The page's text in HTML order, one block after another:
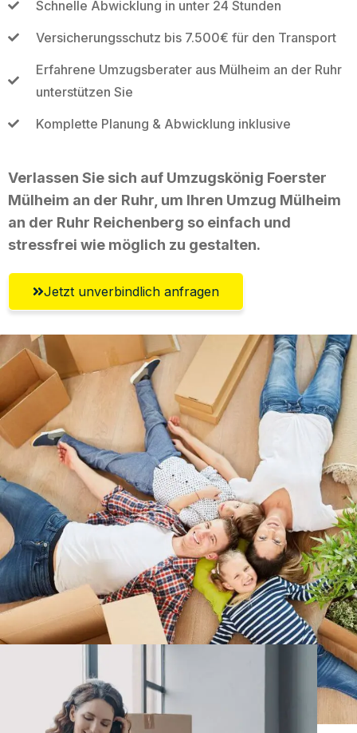
Schnelle Abwicklung in unter 24 Stunden
Versicherungsschutz bis 7.500€ für den Transport
Erfahrene Umzugsberater aus Mülheim an der Ruhr
unterstützen Sie
Komplette Planung & Abwicklung inklusive
Verlassen Sie sich auf Umzugskönig Foerster
Mülheim an der Ruhr, um Ihren Umzug Mülheim
an der Ruhr Reichenberg so einfach und
stressfrei wie möglich zu gestalten.
Jetzt unverbindlich anfragen